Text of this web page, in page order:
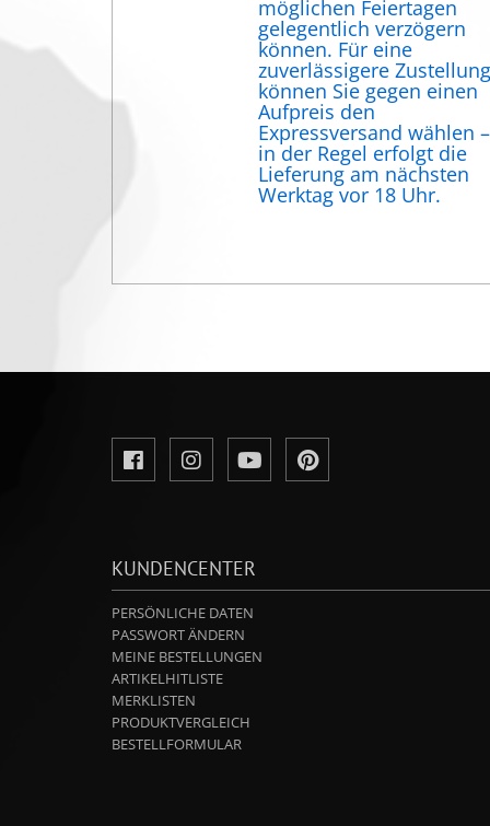
möglichen Feiertagen
gelegentlich verzögern
können. Für eine
zuverlässigere Zustellung
können Sie gegen einen
Aufpreis den
Expressversand wählen –
in der Regel erfolgt die
Lieferung am nächsten
Werktag vor 18 Uhr.
KUNDENCENTER
PERSÖNLICHE DATEN
PASSWORT ÄNDERN
MEINE BESTELLUNGEN
ARTIKELHITLISTE
MERKLISTEN
PRODUKTVERGLEICH
BESTELLFORMULAR